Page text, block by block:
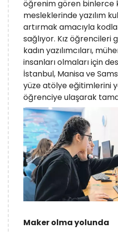
öğrenim gören binlerce
mesleklerinde yazılım
artırmak amacıyla
sağlıyor. Kız öğrencileri
kadın yazılımcıları,
insanları olmaları için
İstanbul, Manisa ve
yüze atölye eğitimlerini
öğrenciye ulaşarak
Maker olma yolunda